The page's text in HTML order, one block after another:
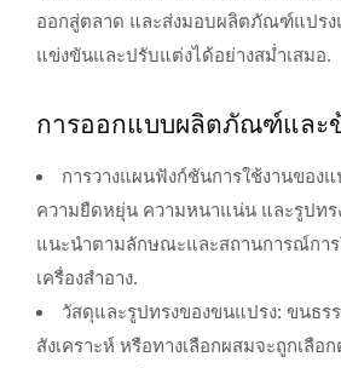
ออกสู่ตลาด และส่งมอบผลิตภัณฑ์แปรง
แข่งขันและปรับแต่งได้อย่างสม่ำเสมอ.
การออกแบบผลิตภัณฑ์และ
การวางแผนฟังก์ชันการใช้งานของ
ความยืดหยุ่น ความหนาแน่น และรูปทร
แนะนำตามลักษณะและสถานการณ์กา
เครื่องสำอาง.
วัสดุและรูปทรงของขนแปรง: ขนธร
สังเคราะห์ หรือทางเลือกผสมจะถูกเลือ